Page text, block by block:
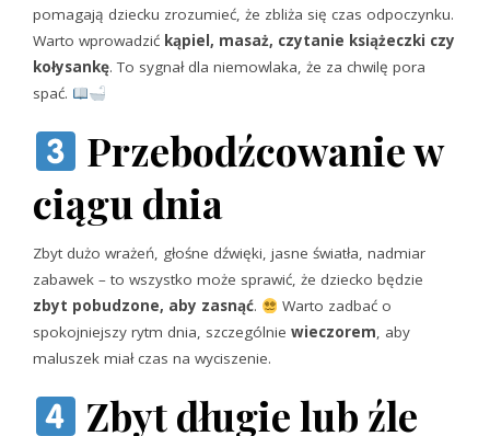
pomagają dziecku zrozumieć, że zbliża się czas odpoczynku.
Warto wprowadzić kąpiel, masaż, czytanie książeczki czy
kołysankę. To sygnał dla niemowlaka, że za chwilę pora
spać.
Przebodźcowanie w
ciągu dnia
Zbyt dużo wrażeń, głośne dźwięki, jasne światła, nadmiar
zabawek – to wszystko może sprawić, że dziecko będzie
zbyt pobudzone, aby zasnąć.
Warto zadbać o
spokojniejszy rytm dnia, szczególnie wieczorem, aby
maluszek miał czas na wyciszenie.
Zbyt długie lub źle